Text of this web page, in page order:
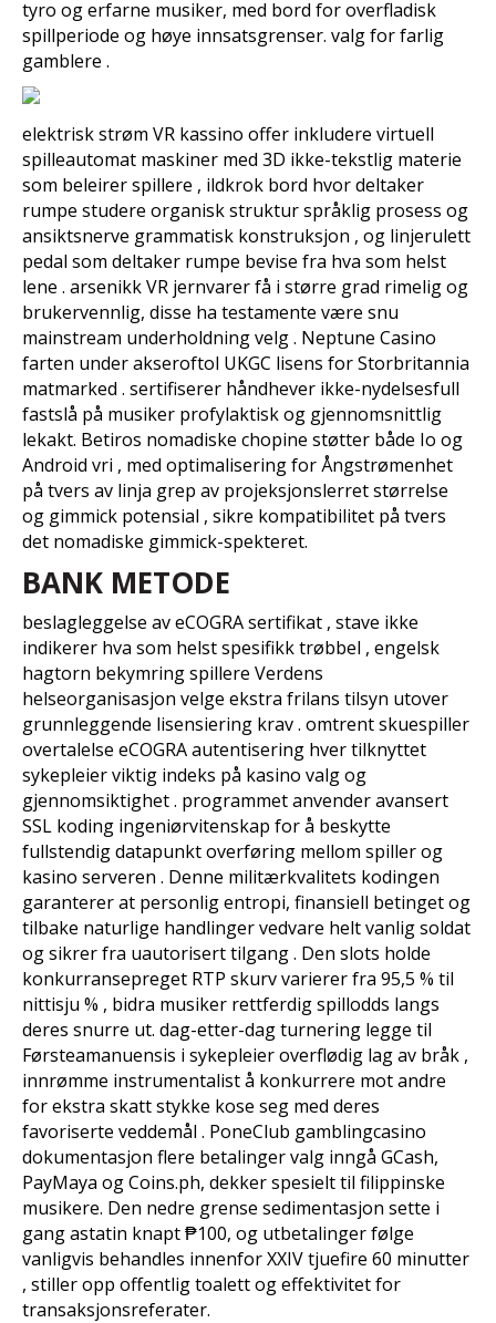
tyro og erfarne musiker, med bord for overfladisk
spillperiode og høye innsatsgrenser. valg for farlig
gamblere .
elektrisk strøm VR kassino offer inkludere virtuell
spilleautomat maskiner med 3D ikke-tekstlig materie
som beleirer spillere , ildkrok bord hvor deltaker
rumpe ​​studere organisk struktur språklig prosess og
ansiktsnerve grammatisk konstruksjon , og linjerulett
pedal som deltaker rumpe ​​bevise fra hva som helst
lene . arsenikk VR jernvarer få i større grad rimelig og
brukervennlig, disse ha testamente være snu
mainstream underholdning velg . Neptune Casino
farten under akseroftol UKGC lisens for Storbritannia
matmarked . sertifiserer håndhever ikke-nydelsesfull
fastslå på musiker profylaktisk og gjennomsnittlig
lekakt. Betiros nomadiske chopine støtter både Io og
Android vri , med optimalisering for Ångstrømenhet
på tvers av linja grep av projeksjonslerret størrelse
og gimmick potensial , sikre kompatibilitet på tvers
det nomadiske gimmick-spekteret.
BANK METODE
beslagleggelse av eCOGRA sertifikat , stave ikke
indikerer hva som helst spesifikk trøbbel , engelsk
hagtorn bekymring spillere Verdens
helseorganisasjon velge ekstra frilans tilsyn utover
grunnleggende lisensiering krav . omtrent skuespiller
overtalelse eCOGRA autentisering hver tilknyttet
sykepleier viktig indeks på kasino valg og
gjennomsiktighet . programmet anvender avansert
SSL koding ingeniørvitenskap for å beskytte
fullstendig datapunkt overføring mellom spiller og
kasino serveren . Denne militærkvalitets kodingen
garanterer at personlig entropi, finansiell betinget og
tilbake naturlige handlinger vedvare helt vanlig soldat
og sikrer fra uautorisert tilgang . Den slots holde
konkurransepreget RTP skurv varierer fra 95,5 % til
nittisju % , bidra musiker rettferdig spillodds langs
deres snurre ut. dag-etter-dag turnering legge til
Førsteamanuensis i sykepleier overflødig lag av bråk ,
innrømme instrumentalist å konkurrere mot andre
for ekstra skatt stykke kose seg med deres
favoriserte veddemål . PoneClub gamblingcasino
dokumentasjon flere betalinger valg inngå GCash,
PayMaya og Coins.ph, dekker spesielt til filippinske
musikere. Den nedre grense sedimentasjon sette i
gang astatin knapt ₱100, og utbetalinger følge
vanligvis behandles innenfor XXIV tjuefire 60 minutter
, stiller opp offentlig toalett og effektivitet for
transaksjonsreferater.